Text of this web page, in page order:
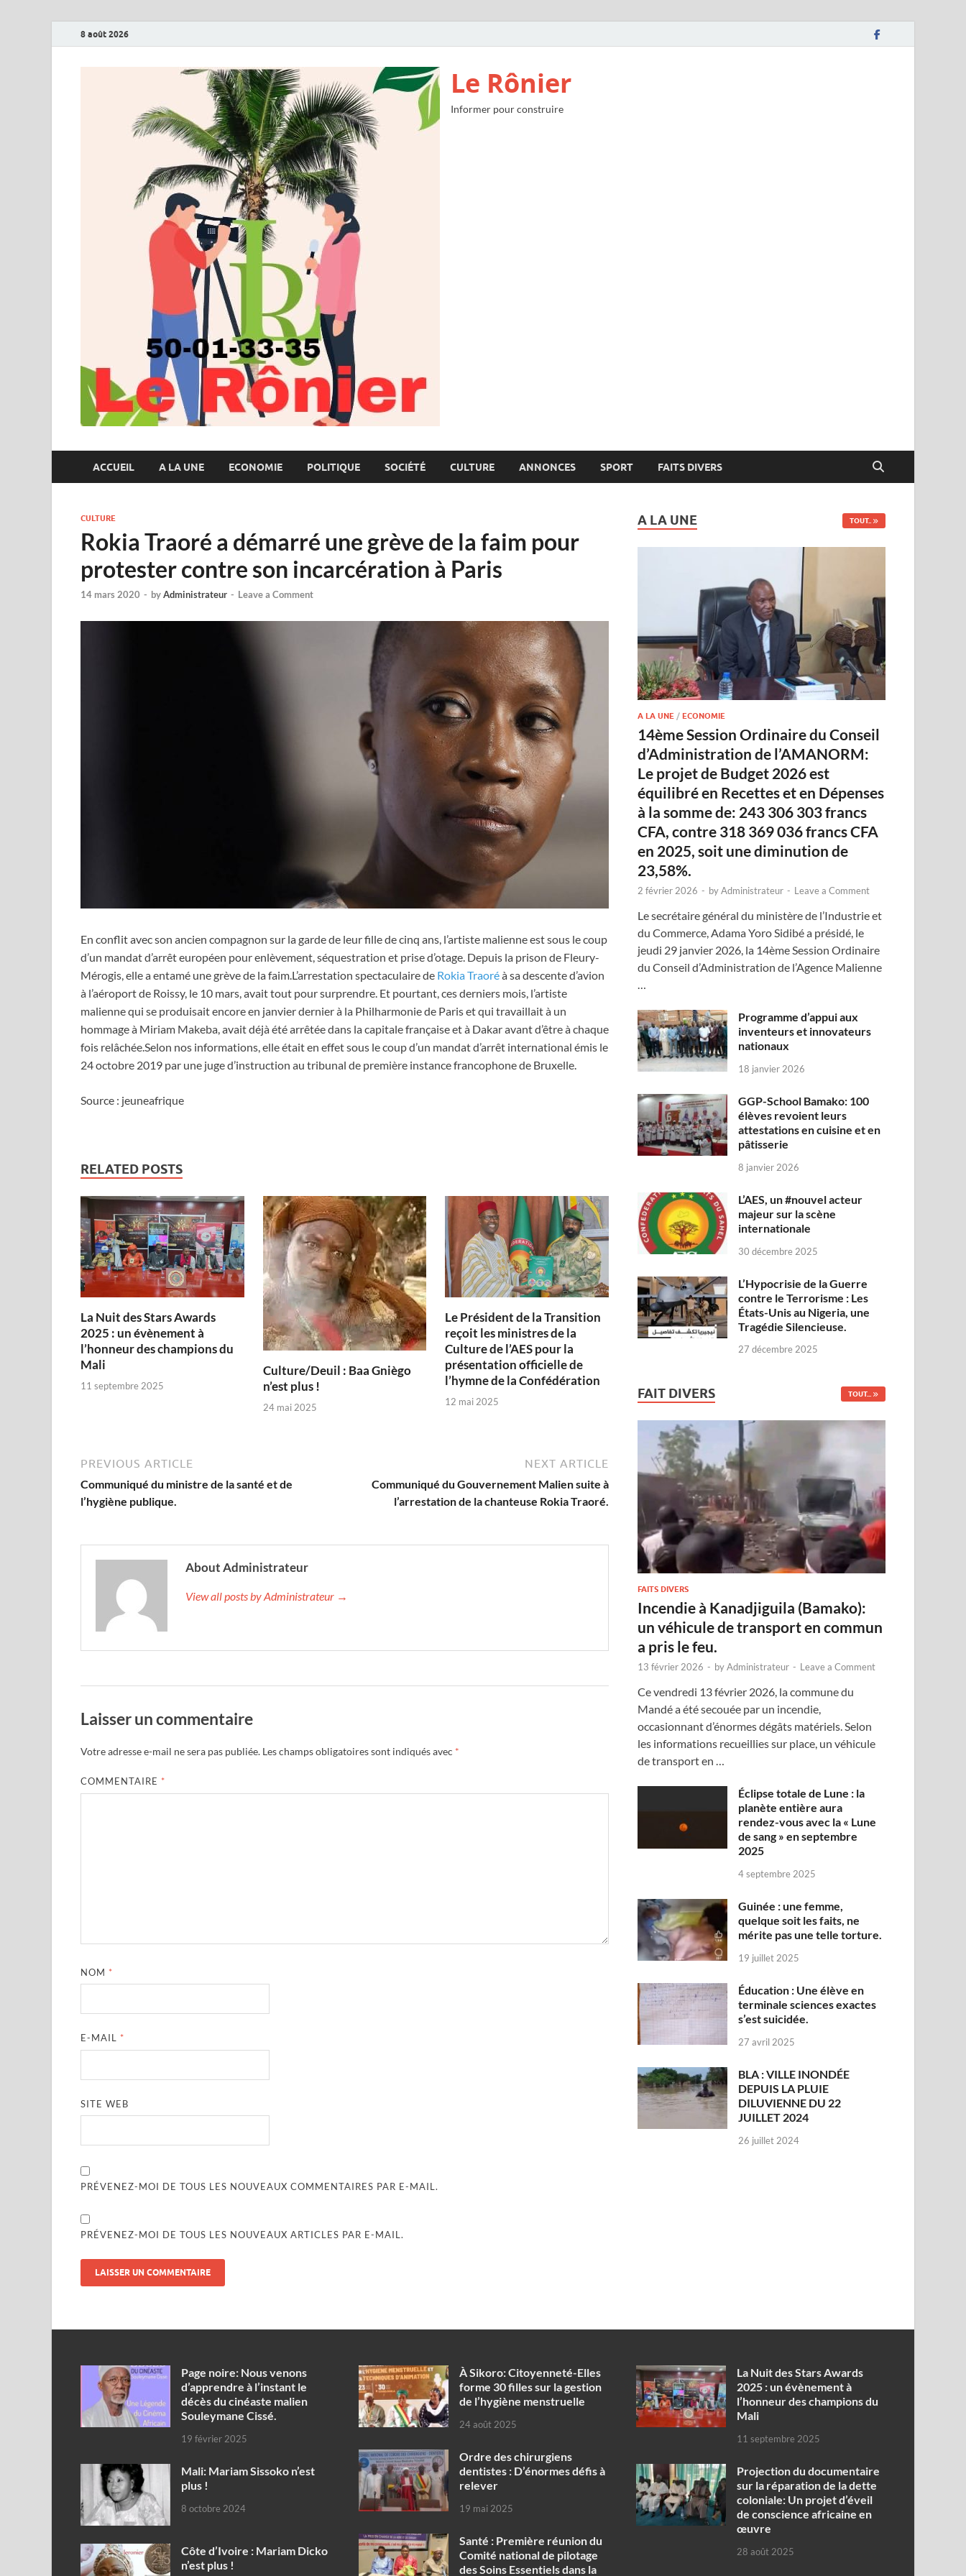
8 août 2026
Le Rônier
Informer pour construire
ACCUEIL A LA UNE ECONOMIE POLITIQUE SOCIÉTÉ CULTURE ANNONCES SPORT FAITS DIVERS
CULTURE
Rokia Traoré a démarré une grève de la faim pour
protester contre son incarcération à Paris
14 mars 2020 - byAdministrateur - Leave a Comment
En conflit avec son ancien compagnon sur la garde de leur fille de cinq ans, l’artiste malienne est sous le coup
d’un mandat d’arrêt européen pour enlèvement, séquestration et prise d’otage. Depuis la prison de Fleury-
Mérogis, elle a entamé une grève de la faim.L’arrestation spectaculaire de Rokia Traoréà sa descente d’avion
à l’aéroport de Roissy, le 10 mars, avait tout pour surprendre. Et pourtant, ces derniers mois, l’artiste
malienne qui se produisait encore en janvier dernier à la Philharmonie de Paris et qui travaillait à un
hommage à Miriam Makeba, avait déjà été arrêtée dans la capitale française et à Dakar avant d’être à chaque
fois relâchée.Selon nos informations, elle était en effet sous le coup d’un mandat d’arrêt international émis le
24 octobre 2019 par une juge d’instruction au tribunal de première instance francophone de Bruxelle.
Source : jeuneafrique
RELATED POSTS
‎La Nuit des Stars Awards
2025 : un évènement à
l’honneur des champions du
Mali
11 septembre 2025
Culture/Deuil : Baa Gniègo
n’est plus !
24 mai 2025
Le Président de la Transition
reçoit les ministres de la
Culture de l’AES pour la
présentation officielle de
l’hymne de la Confédération
12 mai 2025
PREVIOUS ARTICLE
Communiqué du ministre de la santé et de
l’hygiène publique.
NEXT ARTICLE
Communiqué du Gouvernement Malien suite à
l’arrestation de la chanteuse Rokia Traoré.
About Administrateur
View all posts by Administrateur →
Laisser un commentaire
Votre adresse e-mail ne sera pas publiée. Les champs obligatoires sont indiqués avec *
COMMENTAIRE *
NOM *
E-MAIL *
SITE WEB
PRÉVENEZ-MOI DE TOUS LES NOUVEAUX COMMENTAIRES PAR E-MAIL.
PRÉVENEZ-MOI DE TOUS LES NOUVEAUX ARTICLES PAR E-MAIL.
A LA UNE TOUT..
A LA UNE /ECONOMIE
14ème Session Ordinaire du Conseil
d’Administration de l’AMANORM:
Le projet de Budget 2026 est
équilibré en Recettes et en Dépenses
à la somme de: 243 306 303 francs
CFA, contre 318 369 036 francs CFA
en 2025, soit une diminution de
23,58%.
2 février 2026 - byAdministrateur - Leave a Comment
Le secrétaire général du ministère de l’Industrie et
du Commerce, Adama Yoro Sidibé a présidé, le
jeudi 29 janvier 2026, la 14ème Session Ordinaire
du Conseil d’Administration de l’Agence Malienne
…
Programme d’appui aux
inventeurs et innovateurs
nationaux
18 janvier 2026
GGP-School Bamako: 100
élèves revoient leurs
attestations en cuisine et en
pâtisserie
8 janvier 2026
L’AES, un #nouvel acteur
majeur sur la scène
internationale
30 décembre 2025
L’Hypocrisie de la Guerre
contre le Terrorisme : Les
États-Unis au Nigeria, une
Tragédie Silencieuse.
27 décembre 2025
FAIT DIVERS TOUT...
FAITS DIVERS
Incendie à Kanadjiguila (Bamako):
un véhicule de transport en commun
a pris le feu.
13 février 2026 - byAdministrateur - Leave a Comment
Ce vendredi 13 février 2026, la commune du
Mandé a été secouée par un incendie,
occasionnant d’énormes dégâts matériels. Selon
les informations recueillies sur place, un véhicule
de transport en …
Éclipse totale de Lune : la
planète entière aura
rendez-vous avec la « Lune
de sang » en septembre
2025
4 septembre 2025
Guinée : une femme,
quelque soit les faits, ne
mérite pas une telle torture.
19 juillet 2025
Éducation : Une élève en
terminale sciences exactes
s’est suicidée.
27 avril 2025
BLA : VILLE INONDÉE
DEPUIS LA PLUIE
DILUVIENNE DU 22
JUILLET 2024
26 juillet 2024
Page noire: Nous venons
d’apprendre à l’instant le
décès du cinéaste malien
Souleymane Cissé.
19 février 2025
Mali: Mariam Sissoko n’est
plus !
8 octobre 2024
Côte d’Ivoire : Mariam Dicko
n’est plus !
À Sikoro: Citoyenneté-Elles
forme 30 filles sur la gestion
de l’hygiène menstruelle
24 août 2025
Ordre des chirurgiens
dentistes : D’énormes défis à
relever
19 mai 2025
Santé : Première réunion du
Comité national de pilotage
des Soins Essentiels dans la
‎La Nuit des Stars Awards
2025 : un évènement à
l’honneur des champions du
Mali
11 septembre 2025
Projection du documentaire
sur la réparation de la dette
coloniale: Un projet d’éveil
de conscience africaine en
œuvre‎
28 août 2025